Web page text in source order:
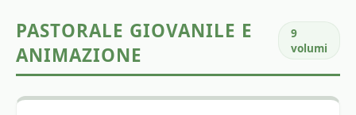
PASTORALE GIOVANILE E
ANIMAZIONE
9
volumi